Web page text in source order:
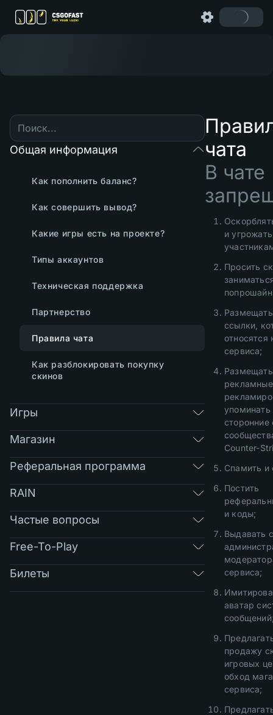
Общая информация
Как пополнить баланс?
Как совершить вывод?
Какие игры есть на проекте?
Типы аккаунтов
Техническая поддержка
Партнерство
Правила чата
Как разблокировать покупку
скинов
Игры
Магазин
Реферальная программа
RAIN
Частые вопросы
Free-To-Play
Билеты
чата
В чате
и
Просить
ссылки,
относятся
сервиса;
Размещать
упоминать
сторонние
Counter-
Спамить и
Постить
и коды;
Выдавать
сервиса;
аватар
продажу
игровых
обход
сервиса;